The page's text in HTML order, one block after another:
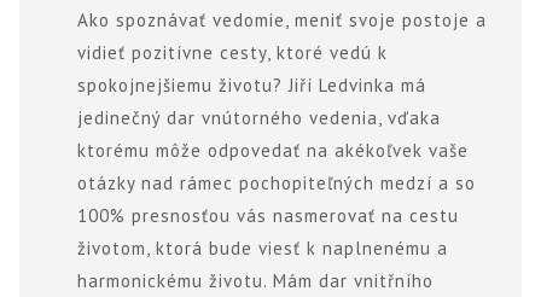
Ako spoznávať vedomie, meniť svoje postoje a
vidieť pozitívne cesty, ktoré vedú k
spokojnejšiemu životu? Jiří Ledvinka má
jedinečný dar vnútorného vedenia, vďaka
ktorému môže odpovedať na akékoľvek vaše
otázky nad rámec pochopiteľných medzí a so
100% presnosťou vás nasmerovať na cestu
životom, ktorá bude viesť k naplnenému a
harmonickému životu. Mám dar vnitřního